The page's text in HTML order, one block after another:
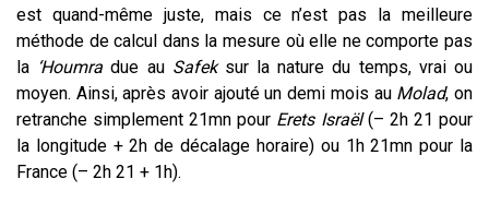
est quand-même juste, mais ce n’est pas la meilleure
méthode de calcul dans la mesure où elle ne comporte pas
la ‘Houmra due au Safeksur la nature du temps, vrai ou
moyen. Ainsi, après avoir ajouté un demi mois au Molad, on
retranche simplement 21mn pour Erets Israël(– 2h 21 pour
la longitude + 2h de décalage horaire) ou 1h 21mn pour la
France (– 2h 21 + 1h).